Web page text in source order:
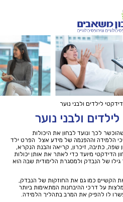
לילדים ולבני נוער
ולבני נוער
לכך ונועד לבחון את היכולות
הלמידה וההפנמה של מידע אצל הפרט ילד
שפה, כתיבה, זיכרון, קריאה והבנת הנקרא,
הדידקטי מיועד כדי לאתר את אותן יכולות
של הנבדק ולמסגרת הלימודית שבה הוא
הקשיים כמו גם את החוזקות של הנבדק,
על דרכי ההיבחנות המתאימות ביותר
לו להפיק את המרב בתהליך הלמידה.